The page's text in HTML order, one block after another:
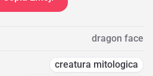
dragon face
creatura mitologica